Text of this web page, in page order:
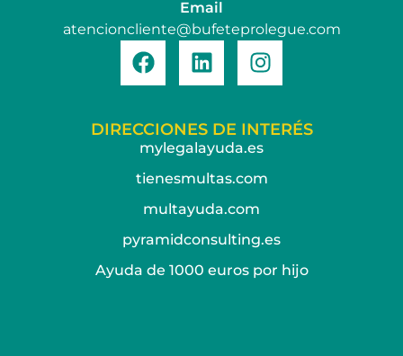
Email
atencioncliente@bufeteprolegue.com
DIRECCIONES DE INTERÉS
mylegalayuda.es
tienesmultas.com
multayuda.com
pyramidconsulting.es
Ayuda de 1000 euros por hijo